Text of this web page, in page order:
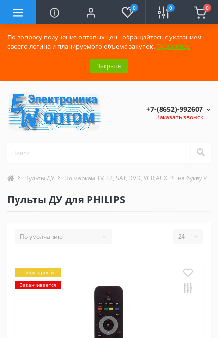
По вопросу получения оптовых цен - обращайтесь с указанием
своего логина и планируемого объема закупок. Подробнее
Закрыть
0 0 0
+7-(8652)-992607
Заказать звонок
Пульты ДУ По маркам TV, T2, SAT, DVD, VCR,AUX на букву P
Пульты ДУ для PHILIPS
Популярный
Заканчивается